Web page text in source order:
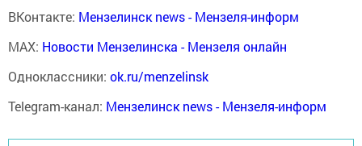
ВКонтакте: Мензелинск news - Мензеля-информ
MAX: Новости Мензелинска - Мензеля онлайн
Одноклассники: ok.ru/menzelinsk
Telegram-канал: Мензелинск news - Мензеля-информ